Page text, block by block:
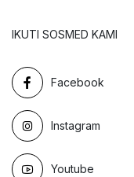
IKUTI SOSMED KAMI
Facebook
Instagram
Youtube